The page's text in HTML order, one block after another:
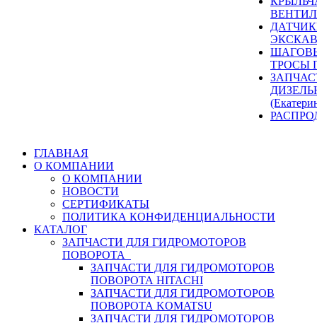
ТРОСЫ
ГЛАВНАЯ
О КОМПАНИИ
О КОМПАНИИ
НОВОСТИ
СЕРТИФИКАТЫ
ПОЛИТИКА КОНФИДЕНЦИАЛЬНОСТИ
КАТАЛОГ
ЗАПЧАСТИ ДЛЯ ГИДРОМОТОРОВ
ПОВОРОТА
ЗАПЧАСТИ ДЛЯ ГИДРОМОТОРОВ
ПОВОРОТА HITACHI
ЗАПЧАСТИ ДЛЯ ГИДРОМОТОРОВ
ПОВОРОТА KOMATSU
ЗАПЧАСТИ ДЛЯ ГИДРОМОТОРОВ